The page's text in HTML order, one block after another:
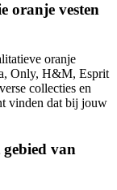
oranje vesten
oranje
Only, H&M, Esprit
collecties en
vinden dat bij jouw
van